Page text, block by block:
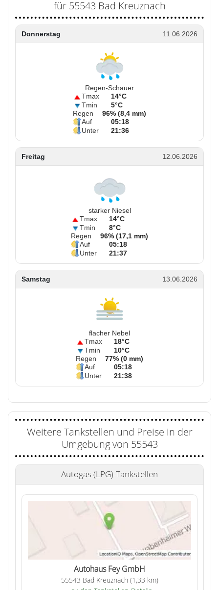
für 55543 Bad Kreuznach
Donnerstag 11.06.2026
Regen-Schauer
Tmax
14°C
Tmin
5°C
Regen
96% (8,4 mm)
Auf
05:18
Unter
21:36
Freitag 12.06.2026
starker Niesel
Tmax
14°C
Tmin
8°C
Regen
96% (17,1 mm)
Auf
05:18
Unter
21:37
Samstag 13.06.2026
flacher Nebel
Tmax
18°C
Tmin
10°C
Regen
77% (0 mm)
Auf
05:18
Unter
21:38
Weitere Tankstellen und Preise in der
Umgebung von 55543
Autogas (LPG)-Tankstellen
Autohaus Fey GmbH
55543 Bad Kreuznach (1,33 km)